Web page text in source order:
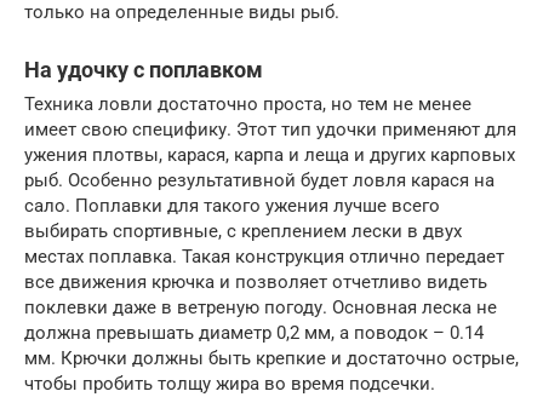
только на определенные виды рыб.
На удочку с поплавком
Техника ловли достаточно проста, но тем не менее
имеет свою специфику. Этот тип удочки применяют для
ужения плотвы, карася, карпа и леща и других карповых
рыб. Особенно результативной будет ловля карася на
сало. Поплавки для такого ужения лучше всего
выбирать спортивные, с креплением лески в двух
местах поплавка. Такая конструкция отлично передает
все движения крючка и позволяет отчетливо видеть
поклевки даже в ветреную погоду. Основная леска не
должна превышать диаметр 0,2 мм, а поводок – 0.14
мм. Крючки должны быть крепкие и достаточно острые,
чтобы пробить толщу жира во время подсечки.